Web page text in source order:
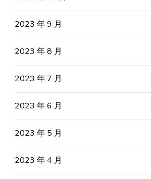
2023 年 9 月
2023 年 8 月
2023 年 7 月
2023 年 6 月
2023 年 5 月
2023 年 4 月